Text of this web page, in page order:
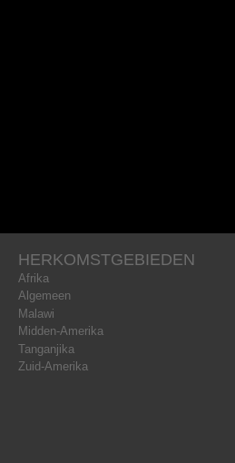
HERKOMSTGEBIEDEN
Afrika
Algemeen
Malawi
Midden-Amerika
Tanganjika
Zuid-Amerika